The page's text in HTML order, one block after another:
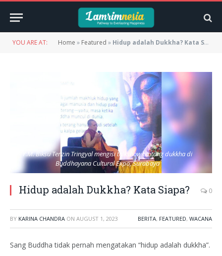
YOU ARE AT: Home » Featured » Hidup adalah Dukkha? Kata Siapa?
Y.M. Biksu Tenzin Tringyal mengisi talkshow tentang dukkha di
Buddhayana Cultural Expo, Surabaya
Hidup adalah Dukkha? Kata Siapa? 0
BY KARINA CHANDRA ON AUGUST 1, 2023 BERITA, FEATURED, WACANA
Sang Buddha tidak pernah mengatakan “hidup adalah dukkha”.